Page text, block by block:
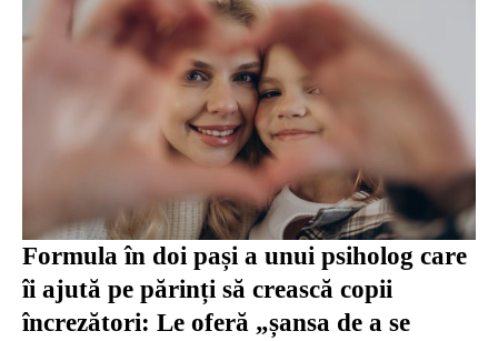
Formula în doi pași a unui psiholog care
îi ajută pe părinți să crească copii
încrezători: Le oferă „șansa de a se